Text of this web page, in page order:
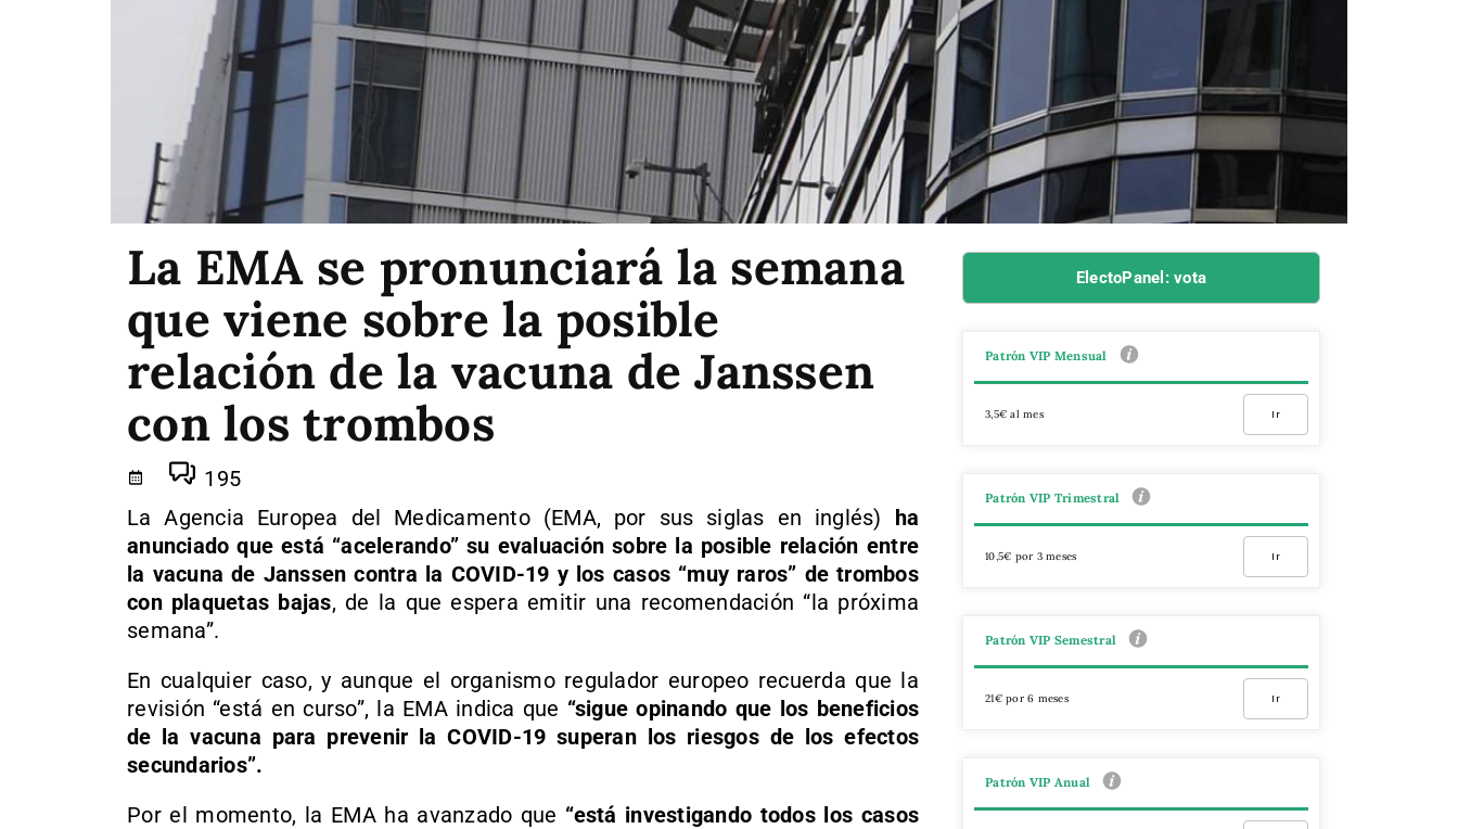
La EMA se pronunciará la semana
que viene sobre la posible
relación de la vacuna de Janssen
con los trombos
195
La Agencia Europea del Medicamento (EMA, por sus siglas en inglés) ha
anunciado que está “acelerando” su evaluación sobre la posible relación entre
la vacuna de Janssen contra la COVID-19 y los casos “muy raros” de trombos
con plaquetas bajas, de la que espera emitir una recomendación “la próxima
semana”.
En cualquier caso, y aunque el organismo regulador europeo recuerda que la
revisión “está en curso”, la EMA indica que “sigue opinando que los beneficios
de la vacuna para prevenir la COVID-19 superan los riesgos de los efectos
secundarios”.
Por el momento, la EMA ha avanzado que “está investigando todos los casos
ElectoPanel: vota
Patrón VIP Mensual
3,5€ al mes Ir
Patrón VIP Trimestral
10,5€ por 3 meses Ir
Patrón VIP Semestral
21€ por 6 meses Ir
Patrón VIP Anual